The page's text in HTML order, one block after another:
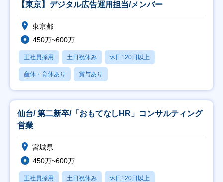
【東京】デジタル広告運用担当/メンバー
東京都
450万~600万
正社員採用 土日祝休み 休日120日以上
産休・育休あり 賞与あり
仙台/ 第二新卒/「おもてなしHR」コンサルティング
営業
宮城県
450万~600万
正社員採用 土日祝休み 休日120日以上